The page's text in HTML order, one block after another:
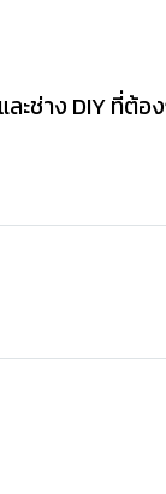
ะช่าง DIY ที่ต้